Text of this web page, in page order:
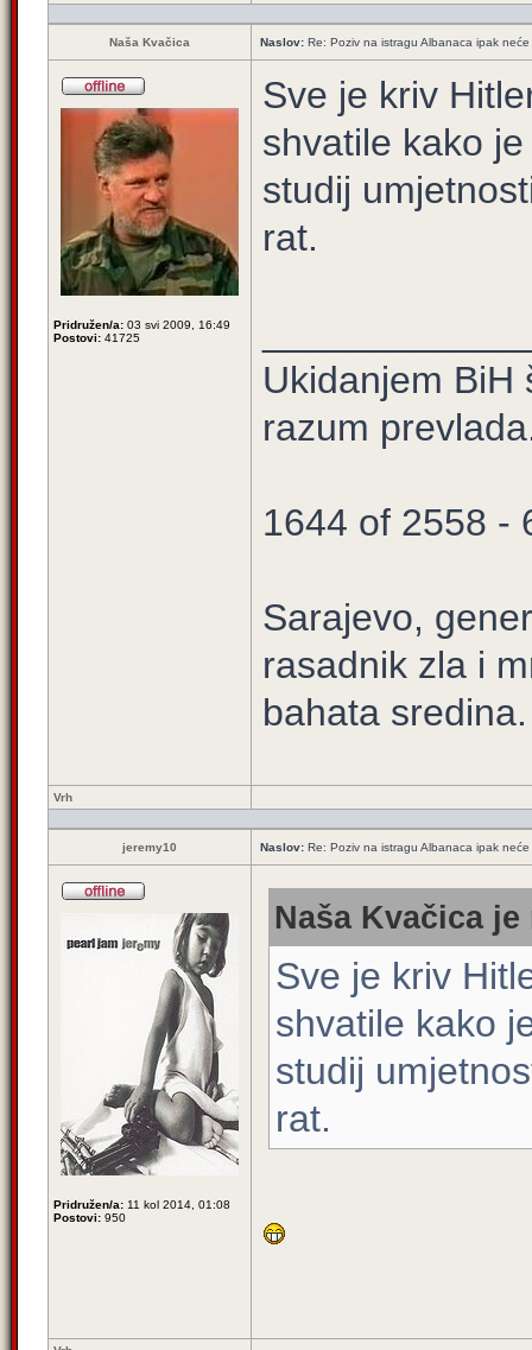
Naša Kvačica Naslov: Re: Poziv na istragu Albanaca ipak
Pridružen/a: 03 svi 2009, 16:49
Postovi: 41725
Sve je kriv
shvatile kako
studij
rat.
Ukidanjem BiH
razum
1644 of 2558 -
Sarajevo,
rasadnik zla i
bahata sredina.
Vrh
jeremy10 Naslov: Re: Poziv na istragu Albanaca ipak
Pridružen/a: 11 kol 2014, 01:08
Postovi: 950
Naša Kvačica
Sve je kriv
shvatile kako
studij
rat.